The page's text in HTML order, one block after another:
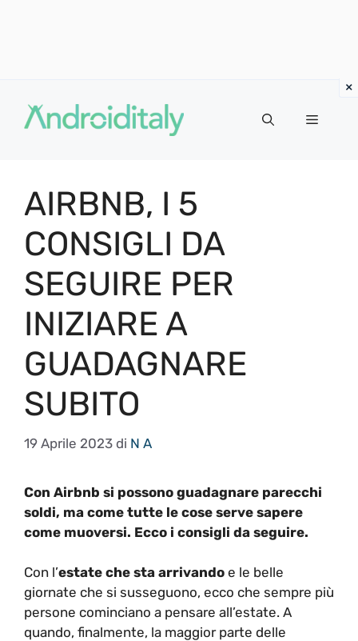
contenuto
MENU
AIRBNB, I 5
CONSIGLI DA
SEGUIRE PER
INIZIARE A
GUADAGNARE
SUBITO
19 Aprile 2023 di N A
Con Airbnb si possono guadagnare parecchi
soldi, ma come tutte le cose serve sapere
come muoversi. Ecco i consigli da seguire.
Con l’estate che sta arrivando e le belle
giornate che si susseguono, ecco che sempre più
persone cominciano a pensare all’estate. A
quando, finalmente, la maggior parte delle